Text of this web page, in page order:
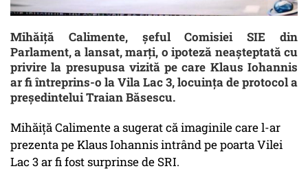
Mihăiță Calimente, șeful Comisiei SIE din
Parlament, a lansat, marți, o ipoteză neașteptată cu
privire la presupusa vizită pe care Klaus Iohannis
ar fi întreprins-o la Vila Lac 3, locuința de protocol a
președintelui Traian Băsescu.
Mihăiță Calimente a sugerat că imaginile care l-ar
prezenta pe Klaus Iohannis intrând pe poarta Vilei
Lac 3 ar fi fost surprinse de SRI.